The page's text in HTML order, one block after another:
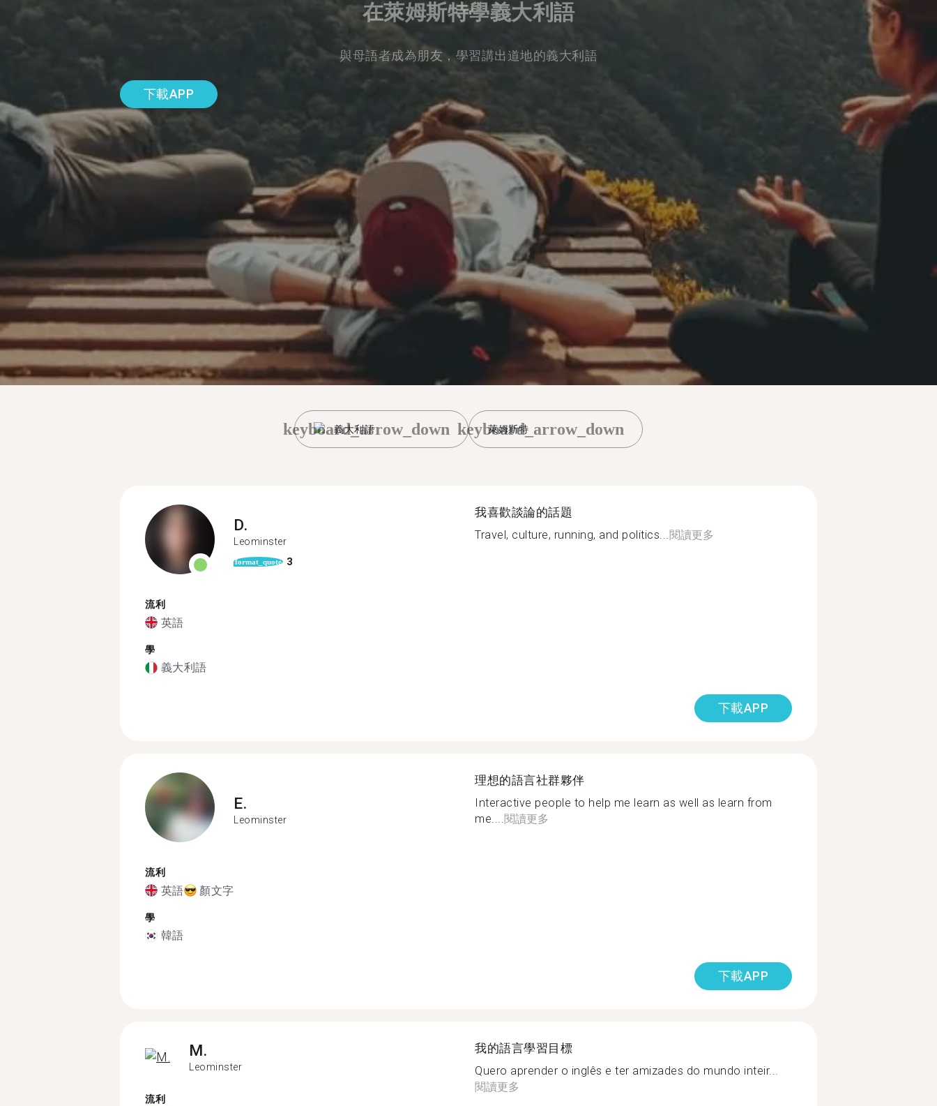
在萊姆斯特學義大利語
與母語者成為朋友，學習講出道地的義大利語
下載APP
義大利語
keyboard_arrow_down 萊姆斯特
keyboard_arrow_down
D.
Leominster
format_quote 3
流利
英語
學
義大利語
我喜歡談論的話題
Travel, culture, running, and politics...閱讀更多
下載APP
E.
Leominster
流利
英語 顏文字
學
韓語
理想的語言社群夥伴
Interactive people to help me learn as well as learn from
me....閱讀更多
下載APP
M.
Leominster
流利
我的語言學習目標
Quero aprender o inglês e ter amizades do mundo inteir...
閱讀更多